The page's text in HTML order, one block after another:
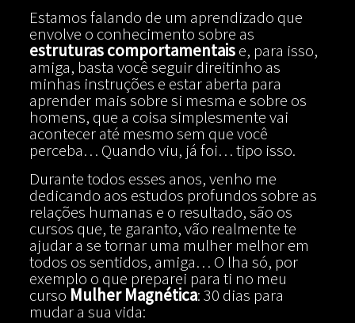
Estamos falando de um aprendizado que
envolve o conhecimento sobre as
estruturas comportamentaise, para isso,
amiga, basta você seguir direitinho as
minhas instruções e estar aberta para
aprender mais sobre si mesma e sobre os
homens, que a coisa simplesmente vai
acontecer até mesmo sem que você
perceba… Quando viu, já foi… tipo isso.
Durante todos esses anos, venho me
dedicando aos estudos profundos sobre as
relações humanas e o resultado, são os
cursos que, te garanto, vão realmente te
ajudar a se tornar uma mulher melhor em
todos os sentidos, amiga… O lha só, por
exemplo o que preparei para ti no meu
cursoMulher Magnética: 30 dias para
mudar a sua vida: